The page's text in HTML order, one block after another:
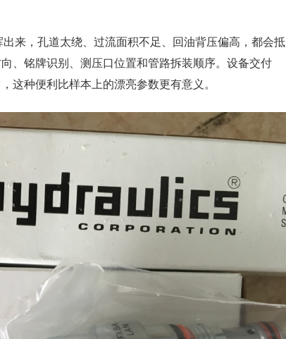
来，孔道太绕、过流面积不足、回油背压偏高，都会抵
、铭牌识别、测压口位置和管路拆装顺序。设备交付
这种便利比样本上的漂亮参数更有意义。